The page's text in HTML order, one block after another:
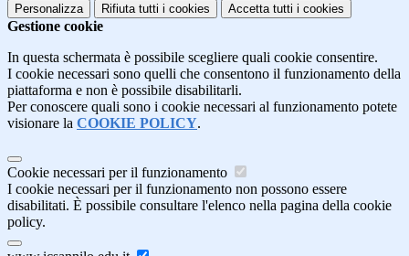
Personalizza Rifiuta tutti i cookies Accetta tutti i cookies
Gestione cookie
In questa schermata è possibile scegliere quali cookie consentire.
I cookie necessari sono quelli che consentono il funzionamento della
piattaforma e non è possibile disabilitarli.
Per conoscere quali sono i cookie necessari al funzionamento potete
visionare la COOKIE POLICY.
Cookie necessari per il funzionamento
I cookie necessari per il funzionamento non possono essere
disabilitati. È possibile consultare l'elenco nella pagina della cookie
policy.